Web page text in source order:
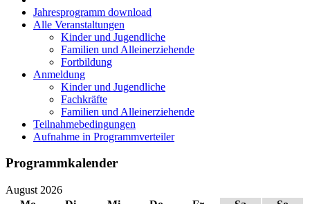
Jahresprogramm download
Alle Veranstaltungen
Kinder und Jugendliche
Familien und Alleinerziehende
Fortbildung
Anmeldung
Kinder und Jugendliche
Fachkräfte
Familien und Alleinerziehende
Teilnahmebedingungen
Aufnahme in Programmverteiler
Programmkalender
August 2026